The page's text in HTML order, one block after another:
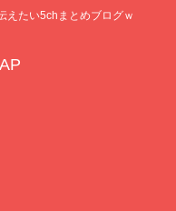
えたい5chまとめブログｗ